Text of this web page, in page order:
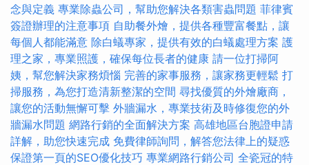
念與定義 專業除蟲公司，幫助您解決各類害蟲問題 菲律賓
簽證辦理的注意事項 自助餐外燴，提供各種豐富餐點，讓
每個人都能滿意 除白蟻專家，提供有效的白蟻處理方案 護
理之家，專業照護，確保每位長者的健康 請一位打掃阿
姨，幫您解決家務煩惱 完善的家事服務，讓家務更輕鬆 打
掃服務，為您打造清新整潔的空間 尋找優質的外燴廠商，
讓您的活動無懈可擊 外牆漏水，專業技術及時修復您的外
牆漏水問題 網路行銷的全面解決方案 高雄地區台胞證申請
詳解，助您快速完成 免費律師詢問，解答您法律上的疑惑
保證第一頁的SEO優化技巧 專業網路行銷公司 全瓷冠的特